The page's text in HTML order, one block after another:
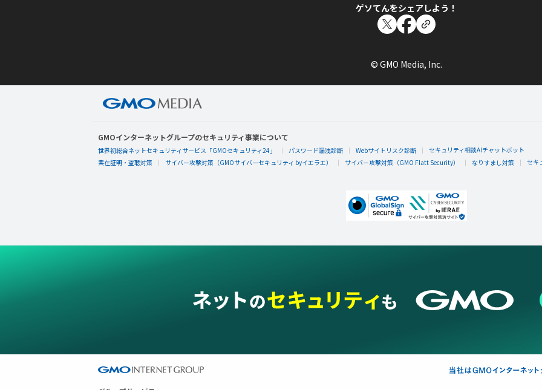
ゲソてんをシェアしよう！
© GMO Media, Inc.
GMOインターネットグループのセキュリティ事業について
世界初総合ネットセキュリティサービス「GMOセキュリティ24」 パスワード漏洩診断 Webサイトリスク診断
セキュリティ相談AIチャットボット
実在証明・盗聴対策
サイバー攻撃対策（GMOサイバーセキュリティ byイエラエ） サイバー攻撃対策（GMO Flatt Security） なりすまし対策 セキ